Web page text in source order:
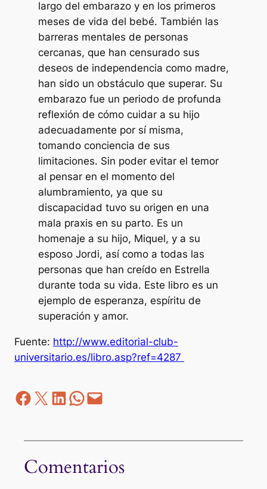
largo del embarazo y en los primeros
meses de vida del bebé. También las
barreras mentales de personas
cercanas, que han censurado sus
deseos de independencia como madre,
han sido un obstáculo que superar. Su
embarazo fue un periodo de profunda
reflexión de cómo cuidar a su hijo
adecuadamente por sí misma,
tomando conciencia de sus
limitaciones. Sin poder evitar el temor
al pensar en el momento del
alumbramiento, ya que su
discapacidad tuvo su origen en una
mala praxis en su parto. Es un
homenaje a su hijo, Miquel, y a su
esposo Jordi, así como a todas las
personas que han creído en Estrella
durante toda su vida. Este libro es un
ejemplo de esperanza, espíritu de
superación y amor.
Fuente: http://www.editorial-club-
universitario.es/libro.asp?ref=4287
Facebook
Z LinkedIn
WhatsApp
correo electrónico
Comentarios